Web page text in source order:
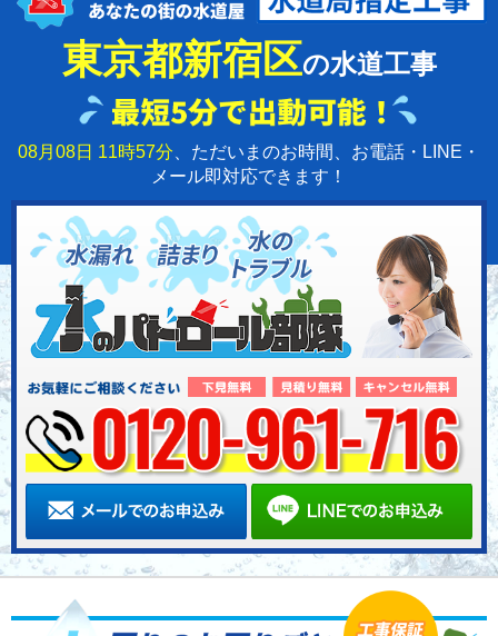
東京都新宿区の水道工事
08月08日 11時57分 、ただいまのお時間、お電話・LINE・
メール即対応できます！